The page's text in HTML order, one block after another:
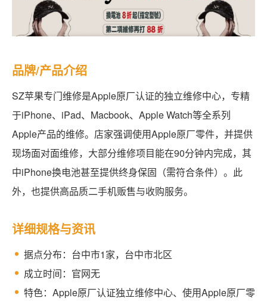
品牌/产品介绍
SZ苹果专门维修是Apple原厂认证的独立维修中心，专精
于iPhone、iPad、Macbook、Apple Watch等全系列
Apple产品的维修。店家强调使用Apple原厂零件，并提供
现场面对面维修，大部分维修项目能在90分钟内完成，其
中iPhone换电池甚至提供终身保固（需符合条件）。此
外，也提供高品质二手机贩售与收购服务。
详细规格与资讯
据点分布：台中市1家，台中市北区
成立时间：官网无
特色：Apple原厂认证独立维修中心、使用Apple原厂零